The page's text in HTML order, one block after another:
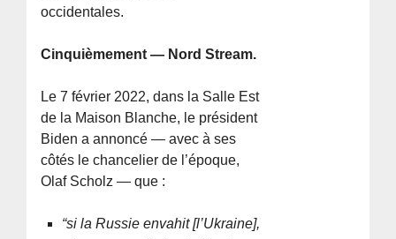
occidentales.
Cinquièmement — Nord Stream.
Le 7 février 2022, dans la Salle Est
de la Maison Blanche, le président
Biden a annoncé — avec à ses
côtés le chancelier de l’époque,
Olaf Scholz — que :
“si la Russie envahit [l’Ukraine],